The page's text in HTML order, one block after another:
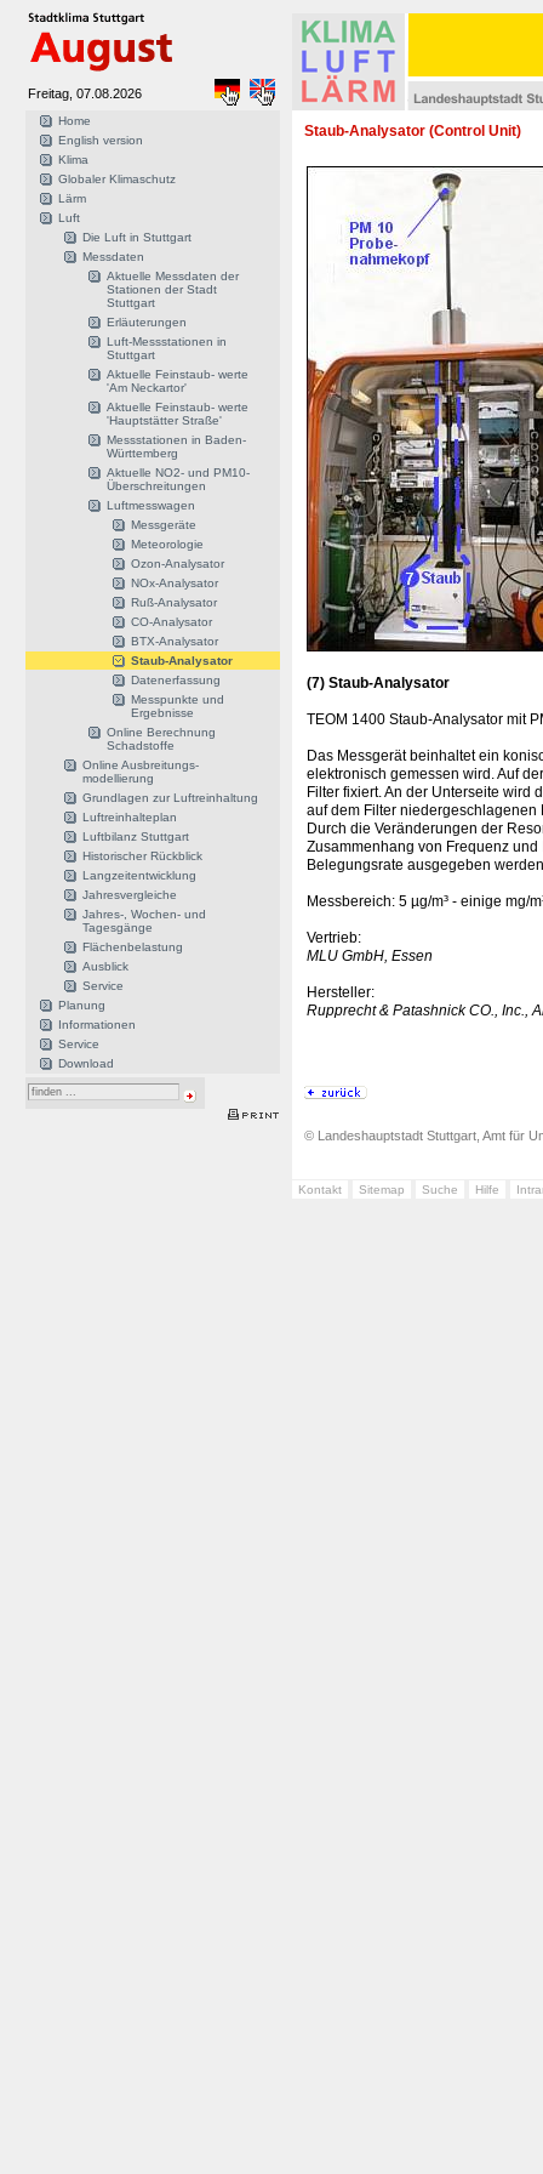
Freitag, 07.08.2026
Home
English version
Klima
Globaler Klimaschutz
Lärm
Luft
Die Luft in Stuttgart
Messdaten
Aktuelle Messdaten der
Stationen der Stadt
Stuttgart
Erläuterungen
Luft-Messstationen in
Stuttgart
Aktuelle Feinstaub- werte
'Am Neckartor'
Aktuelle Feinstaub- werte
'Hauptstätter Straße'
Messstationen in Baden-
Württemberg
Aktuelle NO2- und PM10-
Überschreitungen
Luftmesswagen
Messgeräte
Meteorologie
Ozon-Analysator
NOx-Analysator
Ruß-Analysator
CO-Analysator
BTX-Analysator
Staub-Analysator
Datenerfassung
Messpunkte und
Ergebnisse
Online Berechnung
Schadstoffe
Online Ausbreitungs-
modellierung
Grundlagen zur Luftreinhaltung
Luftreinhalteplan
Luftbilanz Stuttgart
Historischer Rückblick
Langzeitentwicklung
Jahresvergleiche
Jahres-, Wochen- und
Tagesgänge
Flächenbelastung
Ausblick
Service
Planung
Informationen
Service
Download
Staub-Analysator (Control Unit)
(7) Staub-Analysator
TEOM 1400 Staub-Analysator mit
Das Messgerät beinhaltet ein
elektronisch gemessen wird. Auf
Filter fixiert. An der Unterseite wird
auf dem Filter niedergeschlagenen
Durch die Veränderungen der
Zusammenhang von Frequenz
Belegungsrate ausgegeben
Messbereich: 5 µg/m³ - einige mg/
Vertrieb:
MLU GmbH, Essen
Hersteller:
Rupprecht & Patashnick CO., Inc.,
© Landeshauptstadt Stuttgart, Amt für
Kontakt Sitemap Suche Hilfe